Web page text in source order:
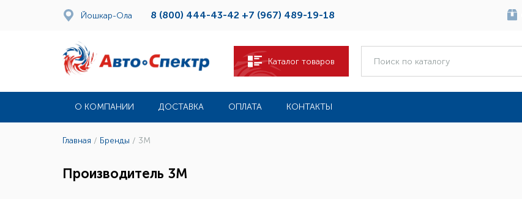
Йошкар-Ола 8 (800) 444-43-42 +7 (967) 489-19-18
Каталог товаров
О КОМПАНИИ ДОСТАВКА ОПЛАТА КОНТАКТЫ
Главная / Бренды / 3M
Производитель 3M